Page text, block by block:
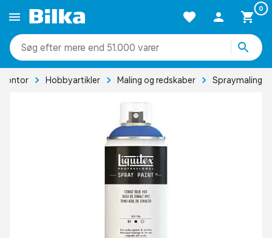
0
mere end 51.000 varer
kontor Hobbyartikler Maling og redskaber Spraymaling